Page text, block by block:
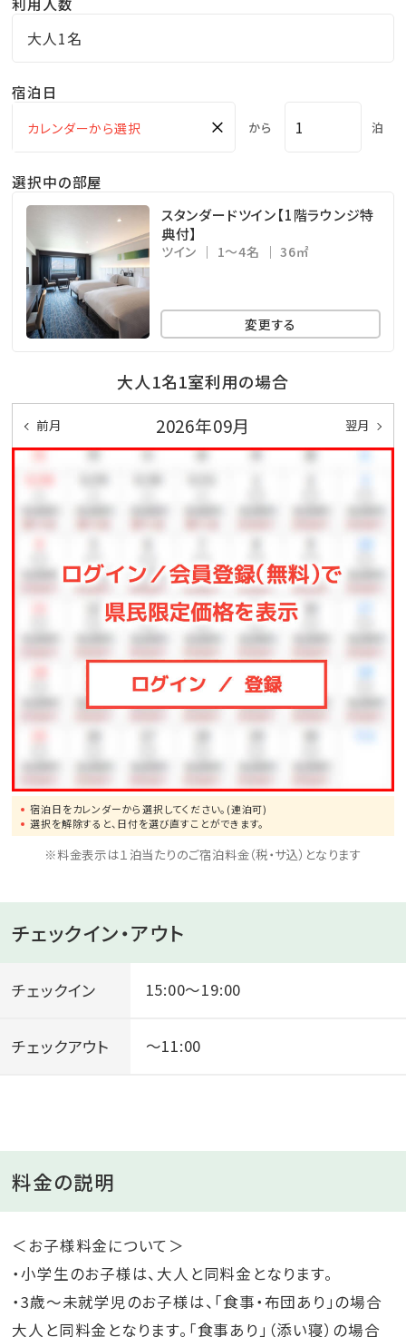
大人1名
宿泊日
× から 泊
選択中の部屋
スタンダードツイン【1階ラウンジ特
典付】
ツイン 1～4名 36㎡
変更する
大人1名1室利用の場合
前月 2026年09月 翌月
宿泊日をカレンダーから選択してください。(連泊可)
選択を解除すると、日付を選び直すことができます。
※料金表示は１泊当たりのご宿泊料金（税・サ込）となります
チェックイン・アウト
チェックイン 15:00～19:00
チェックアウト ～11:00
料金の説明
＜お子様料金について＞
・小学生のお子様は、大人と同料金となります。
・3歳～未就学児のお子様は、「食事・布団あり」の場合
大人と同料金となります。「食事あり」（添い寝）の場合